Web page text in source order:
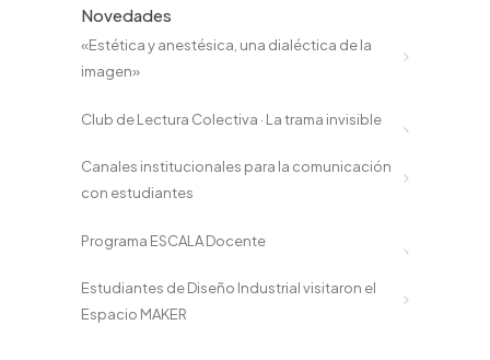
Novedades
«Estética y anestésica, una dialéctica de la
imagen»
Club de Lectura Colectiva · La trama invisible
Canales institucionales para la comunicación
con estudiantes
Programa ESCALA Docente
Estudiantes de Diseño Industrial visitaron el
Espacio MAKER